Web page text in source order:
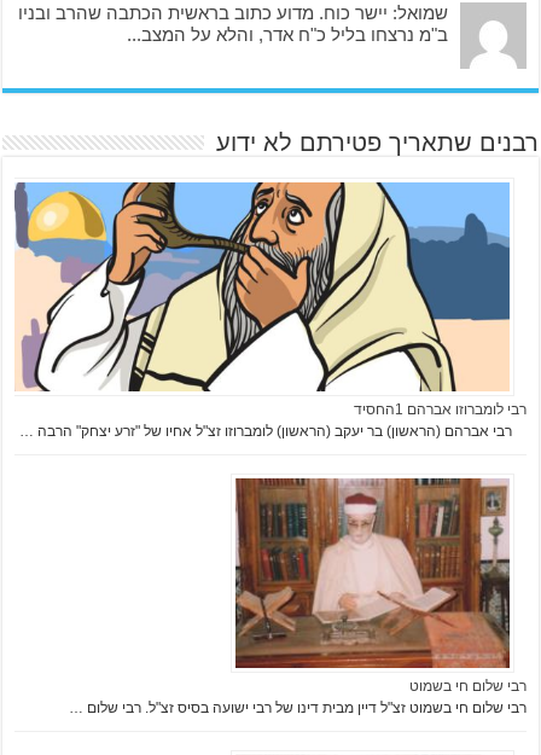
שמואל: יישר כוח. מדוע כתוב בראשית הכתבה שהרב ובניו
ב"מ נרצחו בליל כ"ח אדר, והלא על המצב...
רבנים שתאריך פטירתם לא ידוע
רבי לומברוזו אברהם 1החסיד
רבי אברהם (הראשון) בר יעקב (הראשון) לומברוזו זצ"ל אחיו של "זרע יצחק" הרבה …
רבי שלום חי בשמוט
רבי שלום חי בשמוט זצ"ל דיין מבית דינו של רבי ישועה בסיס זצ"ל. רבי שלום …